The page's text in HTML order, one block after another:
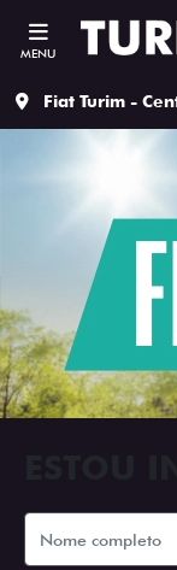
MENU
Fiat Turim -